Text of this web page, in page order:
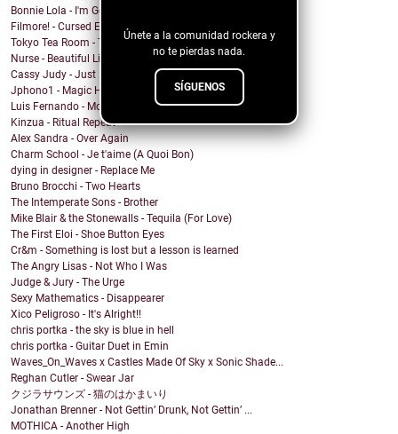
Únete a la comunidad rockera y
no te pierdas nada.
SÍGUENOS
Bonnie Lola - I'm Going Home
Filmore! - Cursed Energy
Tokyo Tea Room - Tell Me How
Nurse - Beautiful Lie
Cassy Judy - Just For Being Who We Are
Jphono1 - Magic Here
Luis Fernando - Modo Avion
Kinzua - Ritual Repeat
Alex Sandra - Over Again
Charm School - Je t'aime (A Quoi Bon)
dying in designer - Replace Me
Bruno Brocchi - Two Hearts
The Intemperate Sons - Brother
Mike Blair & the Stonewalls - Tequila (For Love)
The First Eloi - Shoe Button Eyes
Cr&m - Something is lost but a lesson is learned
The Angry Lisas - Not Who I Was
Judge & Jury - The Urge
Sexy Mathematics - Disappearer
Xico Peligroso - It's Alright!!
chris portka - the sky is blue in hell
chris portka - Guitar Duet in Emin
Waves_On_Waves x Castles Made Of Sky x Sonic Shade...
Reghan Cutler - Swear Jar
クジラサウンズ - 猫のはかまいり
Jonathan Brenner - Not Gettin’ Drunk, Not Gettin’ ...
MOTHICA - Another High